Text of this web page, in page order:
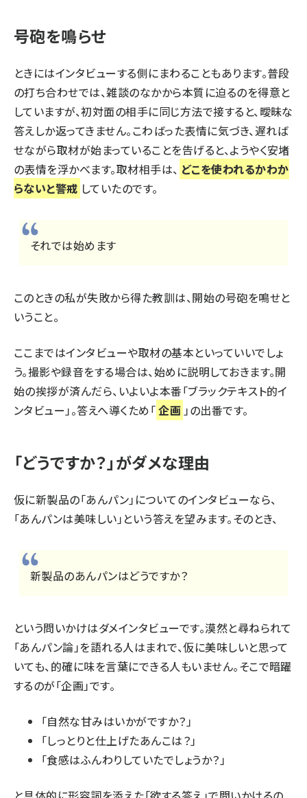
号砲を鳴らせ
ときにはインタビューする側にまわることもあります。普段
の打ち合わせでは、雑談のなかから本質に迫るのを得意と
していますが、初対面の相手に同じ方法で接すると、曖昧な
答えしか返ってきません。こわばった表情に気づき、遅れば
せながら取材が始まっていることを告げると、ようやく安堵
の表情を浮かべます。取材相手は、 どこを使われるかわか
らないと警戒 していたのです。
それでは始めます
このときの私が失敗から得た教訓は、開始の号砲を鳴せと
いうこと。
ここまではインタビューや取材の基本といっていいでしょ
う。撮影や録音をする場合は、始めに説明しておきます。開
始の挨拶が済んだら、いよいよ本番「ブラックテキスト的イ
ンタビュー」。答えへ導くため「企画」の出番です。
「どうですか？」がダメな理由
仮に新製品の「あんパン」についてのインタビューなら、
「あんパンは美味しい」という答えを望みます。そのとき、
新製品のあんパンはどうですか？
という問いかけはダメインタビューです。漠然と尋ねられて
「あんパン論」を語れる人はまれで、仮に美味しいと思って
いても、的確に味を言葉にできる人もいません。そこで暗躍
するのが「企画」です。
「自然な甘みはいかがですか？」
「しっとりと仕上げたあんこは？」
「食感はふんわりしていたでしょうか？」